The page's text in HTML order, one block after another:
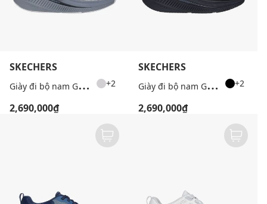
SKECHERS
G
iày đi bộ nam GoWalk Max Cushioning +2
2,690,000₫
SKECHERS
G
iày đi bộ nam GoWalk Max Cushioning +2
2,690,000₫